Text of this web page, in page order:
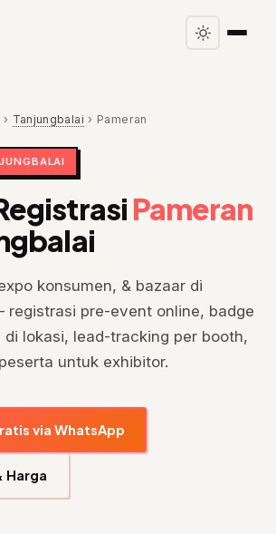
› Tanjungbalai › Pameran
Pameran
konsumen, & bazaar di
registrasi pre-event online, badge
lokasi, lead-tracking per booth,
untuk exhibitor.
via WhatsApp
Harga